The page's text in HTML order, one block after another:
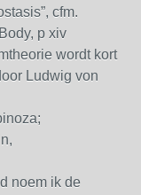
cfm.
p xiv
wordt kort
Ludwig von
noem ik de